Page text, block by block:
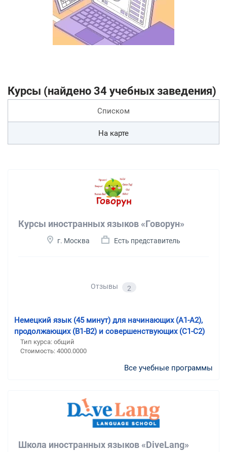
Курсы (найдено 34 учебных заведения)
Списком
На карте
Курсы иностранных языков «Говорун»
г. Москва Есть представитель
Отзывы 2
Немецкий язык (45 минут) для начинающих (А1-А2),
продолжающих (В1-В2) и совершенствующих (С1-С2)
Тип курса: общий
Стоимость: 4000.0000
Все учебные программы
Школа иностранных языков «DiveLang»